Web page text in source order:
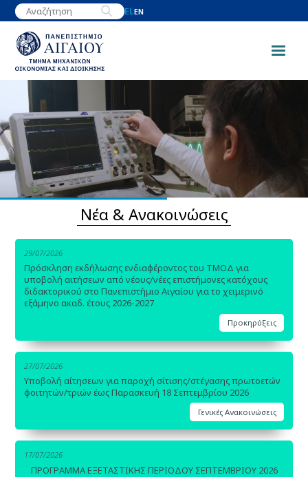
Παράκαμψη
προς
κυρίως
περιεχόμενο
ELEN
Image
Νέα & Ανακοινώσεις
29/07/2026
Πρόσκληση εκδήλωσης ενδιαφέροντος του ΤΜΟΔ για
υποβολή αιτήσεων από νέους/νέες επιστήμονες κατόχους
διδακτορικού στο Πανεπιστήμιο Αιγαίου για το χειμερινό
εξάμηνο ακαδ. έτους 2026-2027
Προκηρύξεις
27/07/2026
Υποβολή αίτησεων για παροχή σίτισης/στέγασης πρωτοετών
φοιτητών/τριών έως Παρασκευή 18 Σεπτεμβρίου 2026
Γενικές Ανακοινώσεις
17/07/2026
ΠΡΟΓΡΑΜΜΑ ΕΞΕΤΑΣΤΙΚΗΣ ΠΕΡΙΟΔΟΥ ΣΕΠΤΕΜΒΡΙΟΥ 2026